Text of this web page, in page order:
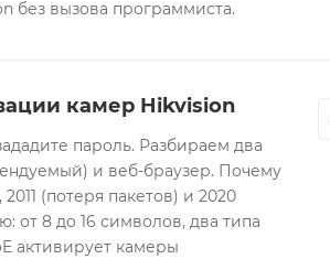
без вызова программиста.
камер Hikvision
пароль. Разбираем два
и веб-браузер. Почему
(потеря пакетов) и 2020
от 8 до 16 символов, два типа
активирует камеры